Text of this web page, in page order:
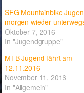
SFG Mountainbike
morgen wieder
Oktober 7, 2016
In "Jugendgruppe"
MTB Jugend fährt am
12.11.2016
November 11, 2016
In "Allgemein"